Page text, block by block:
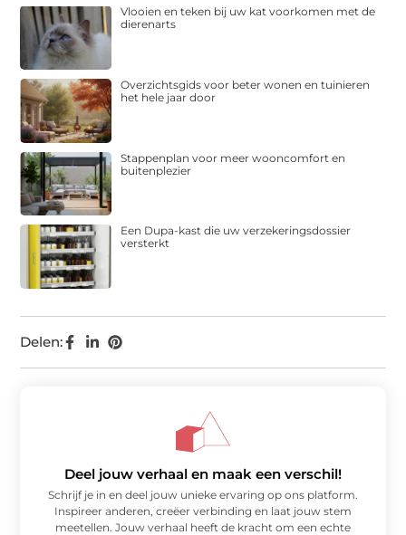
Delen:
Vlooien en teken bij uw kat voorkomen met de
dierenarts
Overzichtsgids voor beter wonen en tuinieren
het hele jaar door
Stappenplan voor meer wooncomfort en
buitenplezier
Een Dupa-kast die uw verzekeringsdossier
versterkt
Deel jouw verhaal en maak een verschil!
Schrijf je in en deel jouw unieke ervaring op ons platform.
Inspireer anderen, creëer verbinding en laat jouw stem
meetellen. Jouw verhaal heeft de kracht om een echte